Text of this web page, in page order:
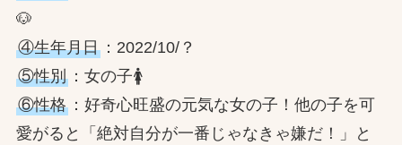
🐶
④生年月日：2022/10/？
⑤性別：女の子🚺
⑥性格：好奇心旺盛の元気な女の子！他の子を可
愛がると「絶対自分が一番じゃなきゃ嫌だ！」と